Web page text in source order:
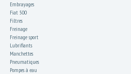
Embrayages
Fiat 500
Filtres
Freinage
Freinage sport
Lubrifiants
Manchettes
Pneumatiques
Pompes à eau